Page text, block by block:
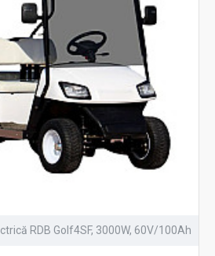
RDB Golf4SF, 3000W, 60V/100Ah